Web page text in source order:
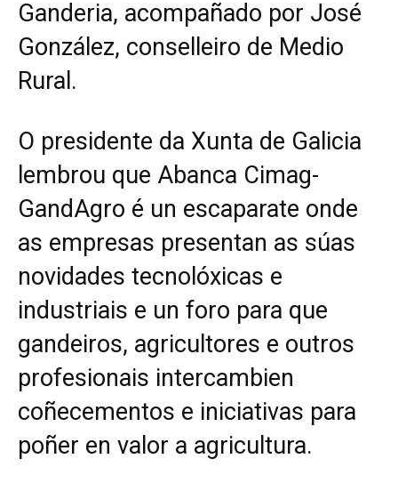
Ganderia, acompañado por José
González, conselleiro de Medio
Rural.
O presidente da Xunta de Galicia
lembrou que Abanca Cimag-
GandAgro é un escaparate onde
as empresas presentan as súas
novidades tecnolóxicas e
industriais e un foro para que
gandeiros, agricultores e outros
profesionais intercambien
coñecementos e iniciativas para
poñer en valor a agricultura.